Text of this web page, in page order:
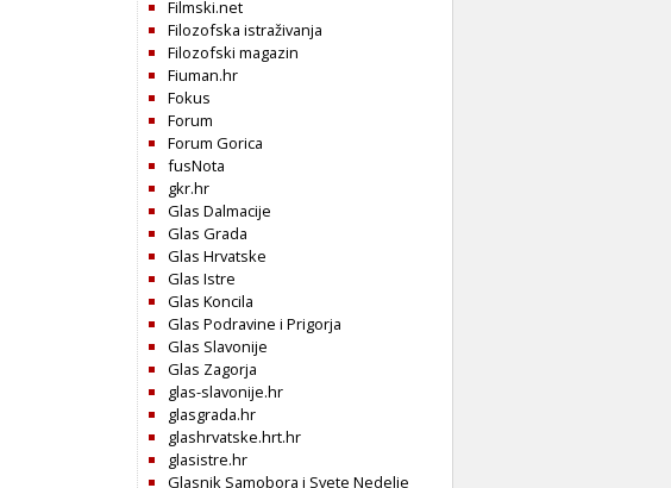
Filmski.net
Filozofska istraživanja
Filozofski magazin
Fiuman.hr
Fokus
Forum
Forum Gorica
fusNota
gkr.hr
Glas Dalmacije
Glas Grada
Glas Hrvatske
Glas Istre
Glas Koncila
Glas Podravine i Prigorja
Glas Slavonije
Glas Zagorja
glas-slavonije.hr
glasgrada.hr
glashrvatske.hrt.hr
glasistre.hr
Glasnik Samobora i Svete Nedelje